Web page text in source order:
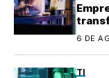
6 DE
TI